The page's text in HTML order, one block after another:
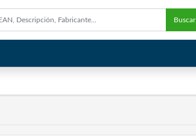
Buscar